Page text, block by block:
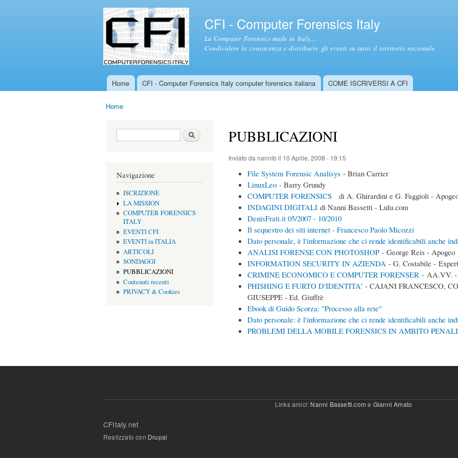
principale
CFI - Computer Forensics Italy
La Computer Forensics made in Italy....
Condividere la conoscenza e distribuire gli eventi su tutto il territorio nazionale
Menu principale
Home CFI - Computer Forensics Italy computer forensics italiana COME ISCRIVERSI A CFI
Home
Form di ricerca Cerca
Navigazione
ISCRIZIONE
LA MISSION
COMPUTER FORENSICS
ITALY
EVENTI CFI
EVENTI in ITALIA
ARTICOLI
SONDAGGI
PUBBLICAZIONI
Contenuti recenti
PRIVACY & Cookies
PUBBLICAZIONI
Inviato da nannibil 10 Aprile, 2008 - 19:15
File System Forensic Analisys- Brian Carrier
LinuxLeo - Barry Grundy
COMPUTER FORENSICS di A. Ghirardini e G. Faggioli -
INDAGINI DIGITALIdi Nanni Bassetti - Lulu.com
DenisFrati.it 05/2007 - 10/2010
Il sequestro dei siti internet - Francesco Paolo Micozzi
Dato personale, è l'informazione che ci rende identificabili anche
ANALISI FORENSE CON PHOTOSHOP- George Reis - Apogeo
INFORMATION SECURITY IN AZIENDA - G. Costabile -
CRIMINE ECONOMICO E COMPUTER FORENSER - AA.VV. -
PHISHING E FURTO D'IDENTITA'- CAJANI FRANCESCO,
GIUSEPPE - Ed. Giuffrè
Ebook di Guido Scorza: "Processo alla rete"
Dato personale: è l'informazione che ci rende identificabili anche
PROBLEMI DELLA MOBILE FORENSICS IN AMBITO
Links amici: Nanni Bassetti.com e Gianni Amato
CFItaly.net
Realizzato con Drupal